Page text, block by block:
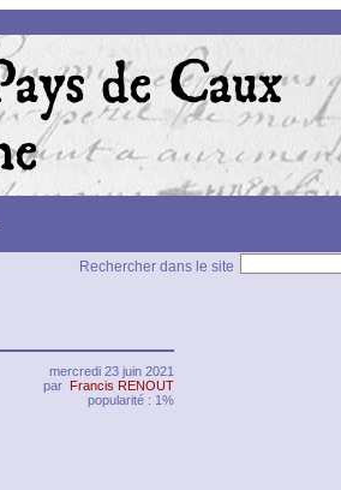
Rechercher dans le site
mercredi 23 juin 2021
par Francis RENOUT
popularité : 1%